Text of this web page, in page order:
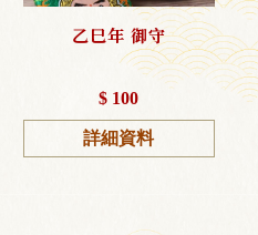
乙巳年 御守
$ 100
詳細資料